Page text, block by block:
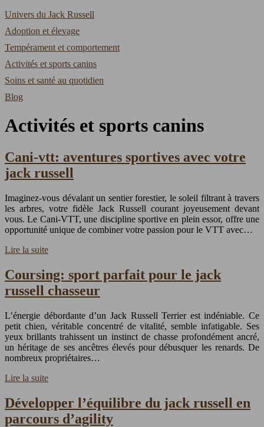
Univers du Jack Russell
Adoption et élevage
Tempérament et comportement
Activités et sports canins
Soins et santé au quotidien
Blog
Activités et sports canins
Cani-vtt: aventures sportives avec votre
jack russell
Imaginez-vous dévalant un sentier forestier, le soleil filtrant à travers
les arbres, votre fidèle Jack Russell courant joyeusement devant
vous. Le Cani-VTT, une discipline sportive en plein essor, offre une
opportunité unique de combiner votre passion pour le VTT avec…
Lire la suite
Coursing: sport parfait pour le jack
russell chasseur
L’énergie débordante d’un Jack Russell Terrier est indéniable. Ce
petit chien, véritable concentré de vitalité, semble infatigable. Ses
yeux brillants trahissent un instinct de chasse profondément ancré,
un héritage de ses ancêtres élevés pour débusquer les renards. De
nombreux propriétaires…
Lire la suite
Développer l’équilibre du jack russell en
parcours d’agility